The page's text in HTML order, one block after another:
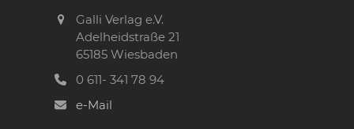
Galli Verlag e.V.
Adelheidstraße 21
65185 Wiesbaden
0 611- 341 78 94
e-Mail